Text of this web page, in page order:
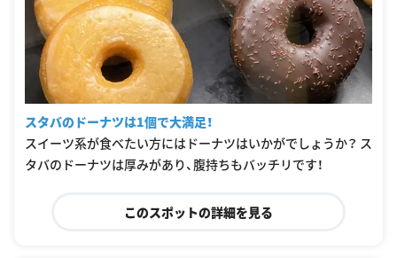
スタバのドーナツは1個で大満足！
スイーツ系が食べたい方にはドーナツはいかがでしょうか？ ス
タバのドーナツは厚みがあり、腹持ちもバッチリです！
このスポットの詳細を見る